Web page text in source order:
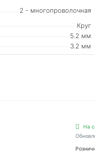
2 - многопроволочная
Круг
5.2 мм
3.2 мм
На